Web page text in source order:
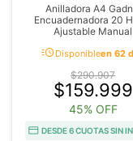
Anilladora A4
Encuadernadora 20
Ajustable Manual
acuteDisponibleen 62
$290.907
$159.999
45% OFF
DESDE 6 CUOTAS SIN